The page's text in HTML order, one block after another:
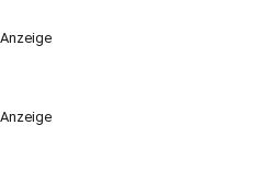
Anzeige
Anzeige